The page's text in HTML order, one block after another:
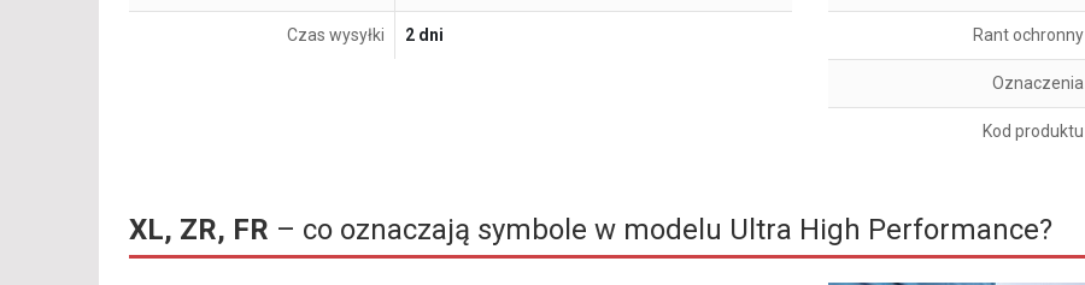
Czas wysyłki 2 dni Rant ochronny
Oznaczenia
Kod produktu
XL, ZR, FR – co oznaczają symbole w modelu Ultra High Performance?